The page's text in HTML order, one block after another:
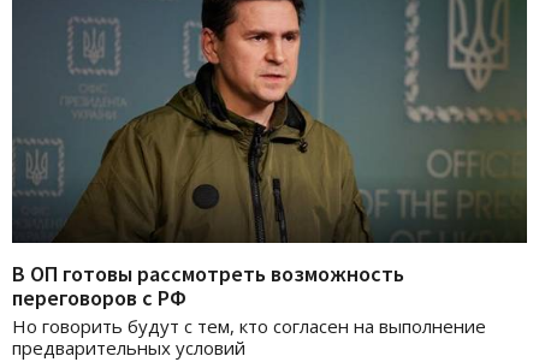
В ОП готовы рассмотреть возможность
переговоров с РФ
Но говорить будут с тем, кто согласен на выполнение
предварительных условий